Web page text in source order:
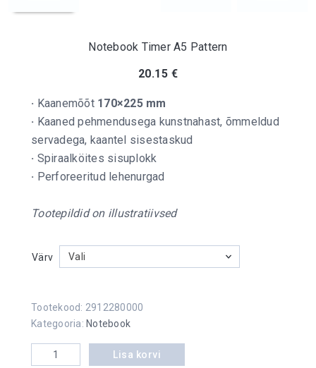
Notebook Timer A5 Pattern
20.15 €
· Kaanemõõt 170×225 mm
· Kaaned pehmendusega kunstnahast, õmmeldud
servadega, kaantel sisestaskud
· Spiraalköites sisuplokk
· Perforeeritud lehenurgad
Tootepildid on illustratiivsed
Värv Vali
Tootekood: 2912280000
Kategooria: Notebook
Notebook Timer A5 Pattern kogus
Lisa korvi